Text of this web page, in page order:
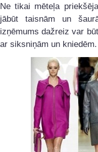
Ne tikai mēteļa
jābūt taisnām un
izņēmums dažreiz var
ar siksniņām un kniedēm.